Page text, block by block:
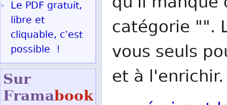
catégorie "".
vous seuls
et à l'enrichir.
Le PDF gratuit,
libre et
cliquable, c’est
possible !
Sur
Framabook